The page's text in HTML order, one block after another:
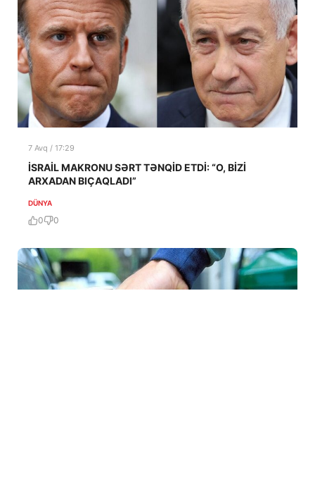
7 Avq / 17:29
İSRAİL MAKRONU SƏRT TƏNQİD ETDİ: “O, BİZİ
ARXADAN BIÇAQLADI”
DÜNYA
0 0